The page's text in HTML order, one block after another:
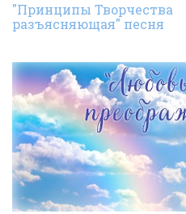
"Принципы Творчества
разъясняющая" песня